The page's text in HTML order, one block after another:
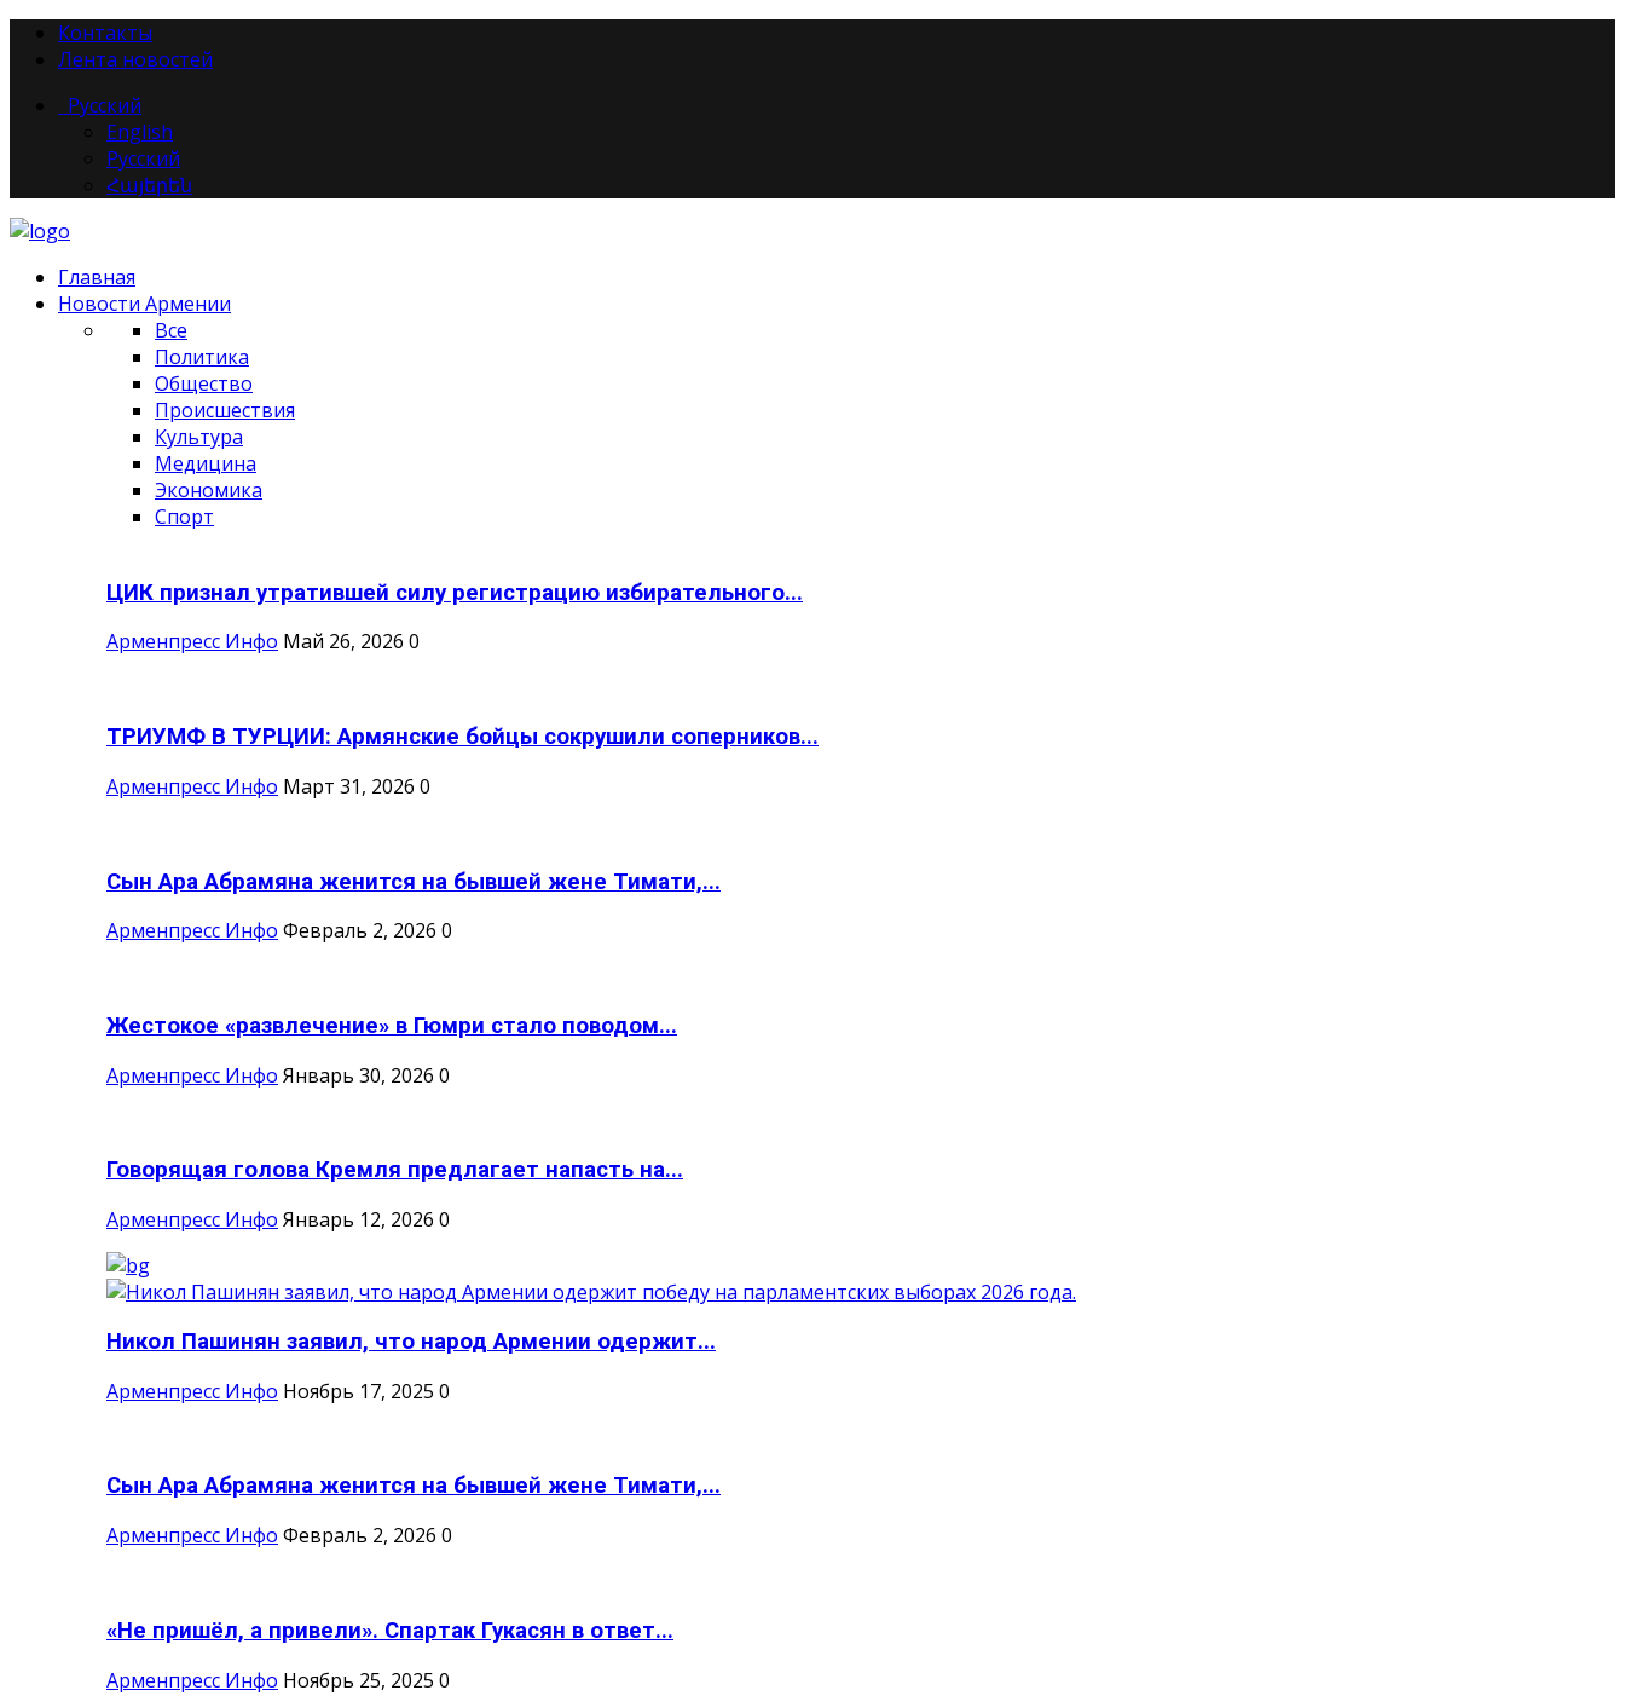
Контакты
Лента новостей
Русский
English
Русский
Հայերեն
Главная
Новости Армении
Все
Политика
Общество
Происшествия
Культура
Медицина
Экономика
Спорт
ЦИК признал утратившей силу регистрацию избирательного...
Арменпресс Инфо Май 26, 2026 0
ТРИУМФ В ТУРЦИИ: Армянские бойцы сокрушили соперников...
Арменпресс Инфо Март 31, 2026 0
Сын Ара Абрамяна женится на бывшей жене Тимати,...
Арменпресс Инфо Февраль 2, 2026 0
Жестокое «развлечение» в Гюмри стало поводом...
Арменпресс Инфо Январь 30, 2026 0
Говорящая голова Кремля предлагает напасть на...
Арменпресс Инфо Январь 12, 2026 0
Никол Пашинян заявил, что народ Армении одержит...
Арменпресс Инфо Ноябрь 17, 2025 0
Сын Ара Абрамяна женится на бывшей жене Тимати,...
Арменпресс Инфо Февраль 2, 2026 0
«Не пришёл, а привели». Спартак Гукасян в ответ...
Арменпресс Инфо Ноябрь 25, 2025 0